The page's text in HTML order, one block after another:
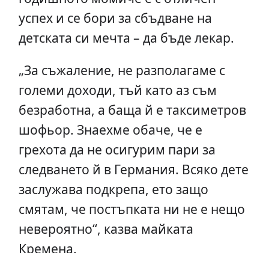
успех и се бори за сбъдване на
детската си мечта – да бъде лекар.
„За съжаление, не разполагаме с
големи доходи, тъй като аз съм
безработна, а баща й е таксиметров
шофьор. Знаехме обаче, че е
грехота да не осигурим пари за
следването й в Германия. Всяко дете
заслужава подкрепа, ето защо
смятам, че постъпката ни не е нещо
невероятно“, казва майката
Кремена.